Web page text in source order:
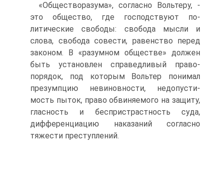
«Обществоразума», согласно Вольтеру, -
это общество, где господствуют по­
литические свободы: свобода мысли и
слова, свобода совести, равенство перед
законом. В «разумном обществе» должен
быть установлен справедливый право­
порядок, под которым Вольтер понимал
презумпцию невиновности, недопусти­
мость пыток, право обвиняемого на защиту,
гласность и беспристрастность суда,
дифференциацию наказаний согласно
тяжести преступлений.